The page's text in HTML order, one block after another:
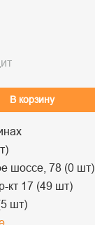
В корзину
шоссе, 78 (0 шт)
кт 17 (49 шт)
шт)